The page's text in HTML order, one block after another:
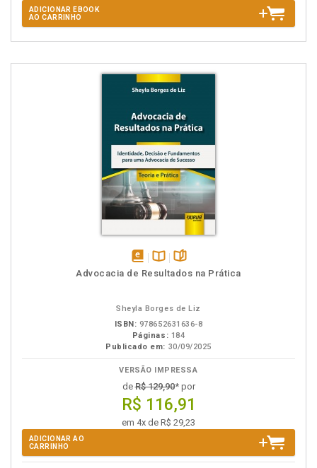
ADICIONAR EBOOK
AO CARRINHO
disponívelDisponível
páginas
Advocacia de Resultados na Prática
Sheyla Borges de Liz
ISBN: 978652631636-8
Páginas: 184
Publicado em: 30/09/2025
VERSÃO IMPRESSA
deR$ 129,90* por
R$ 116,91
em 4x de R$ 29,23
ADICIONAR AO
CARRINHO